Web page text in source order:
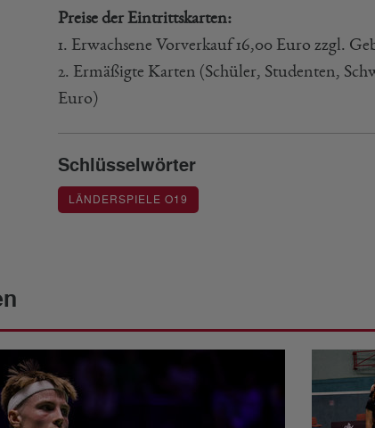
Preise der Eintrittskarten:
1. Erwachsene Vorverkauf 16,00 Euro zzgl.
2. Ermäßigte Karten (Schüler, Studenten,
Euro)
Schlüsselwörter
LÄNDERSPIELE O19